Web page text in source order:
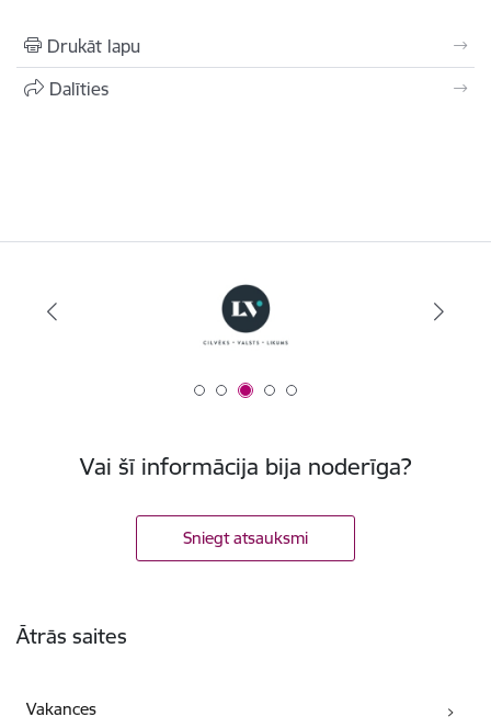
Drukāt lapu
Dalīties
Vai šī informācija bija noderīga?
Sniegt atsauksmi
Ātrās saites
Vakances